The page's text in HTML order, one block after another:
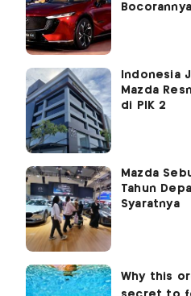
Bocorannya
Indonesia
Mazda
di PIK 2
Mazda
Tahun
Syaratnya